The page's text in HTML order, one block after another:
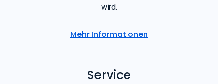
wird.
Mehr Informationen
Service